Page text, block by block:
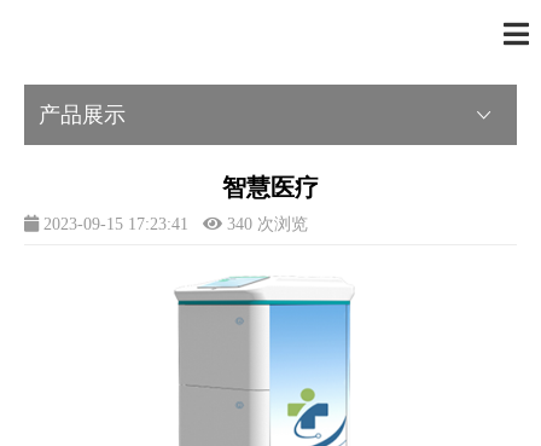
产品展示
智慧医疗
2023-09-15 17:23:41 340 次浏览